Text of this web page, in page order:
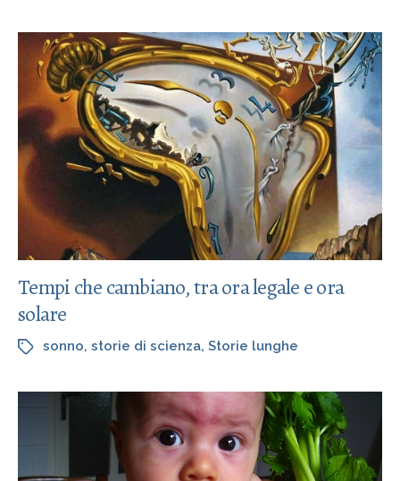
Tempi che cambiano, tra ora legale e ora
solare
sonno, storie di scienza, Storie lunghe